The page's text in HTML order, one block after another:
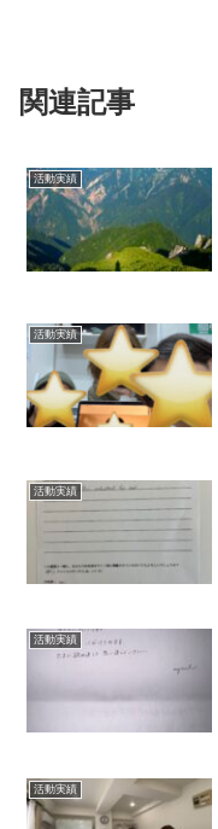
関連記事
活動実績
活動実績
活動実績
活動実績
活動実績